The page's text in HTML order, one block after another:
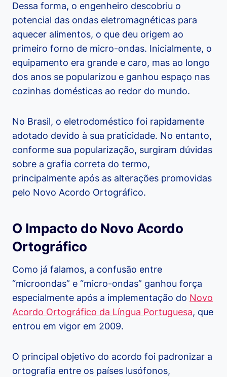
Dessa forma, o engenheiro descobriu o
potencial das ondas eletromagnéticas para
aquecer alimentos, o que deu origem ao
primeiro forno de micro-ondas. Inicialmente, o
equipamento era grande e caro, mas ao longo
dos anos se popularizou e ganhou espaço nas
cozinhas domésticas ao redor do mundo.
No Brasil, o eletrodoméstico foi rapidamente
adotado devido à sua praticidade. No entanto,
conforme sua popularização, surgiram dúvidas
sobre a grafia correta do termo,
principalmente após as alterações promovidas
pelo Novo Acordo Ortográfico.
O Impacto do Novo Acordo
Ortográfico
Como já falamos, a confusão entre
“microondas” e “micro-ondas” ganhou força
especialmente após a implementação do Novo
Acordo Ortográfico da Língua Portuguesa, que
entrou em vigor em 2009.
O principal objetivo do acordo foi padronizar a
ortografia entre os países lusófonos,